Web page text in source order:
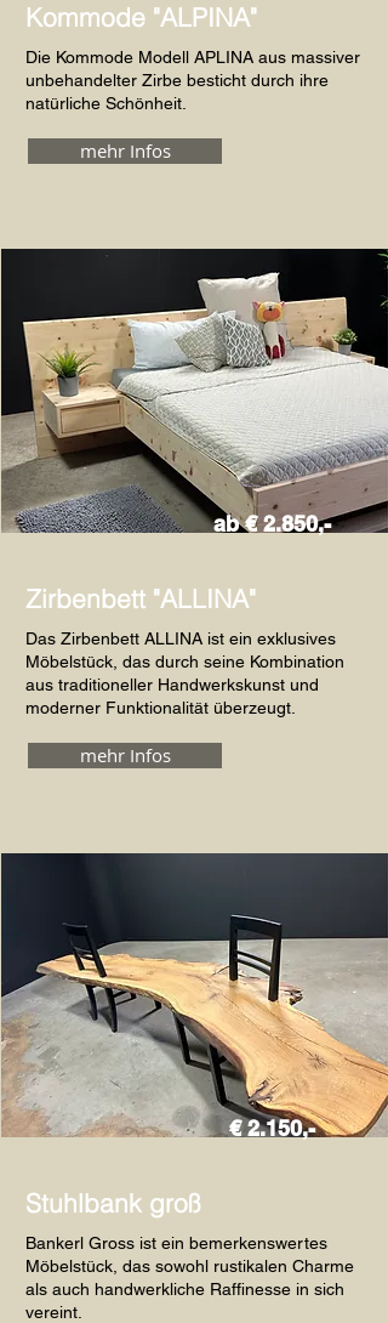
Kommode "ALPINA"
Die Kommode Modell APLINA aus massiver
unbehandelter Zirbe besticht durch ihre
natürliche Schönheit.
mehr Infos
Zirbenbett "ALLINA"
ab € 2.850,-
Das Zirbenbett ALLINA ist ein exklusives
Möbelstück, das durch seine Kombination
aus traditioneller Handwerkskunst und
moderner Funktionalität überzeugt.
mehr Infos
Stuhlbank groß
€ 2.150,-
Bankerl Gross ist ein bemerkenswertes
Möbelstück, das sowohl rustikalen Charme
als auch handwerkliche Raffinesse in sich
vereint.